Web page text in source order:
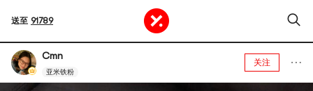
送至 91789
Cmn
亚米铁粉
关注